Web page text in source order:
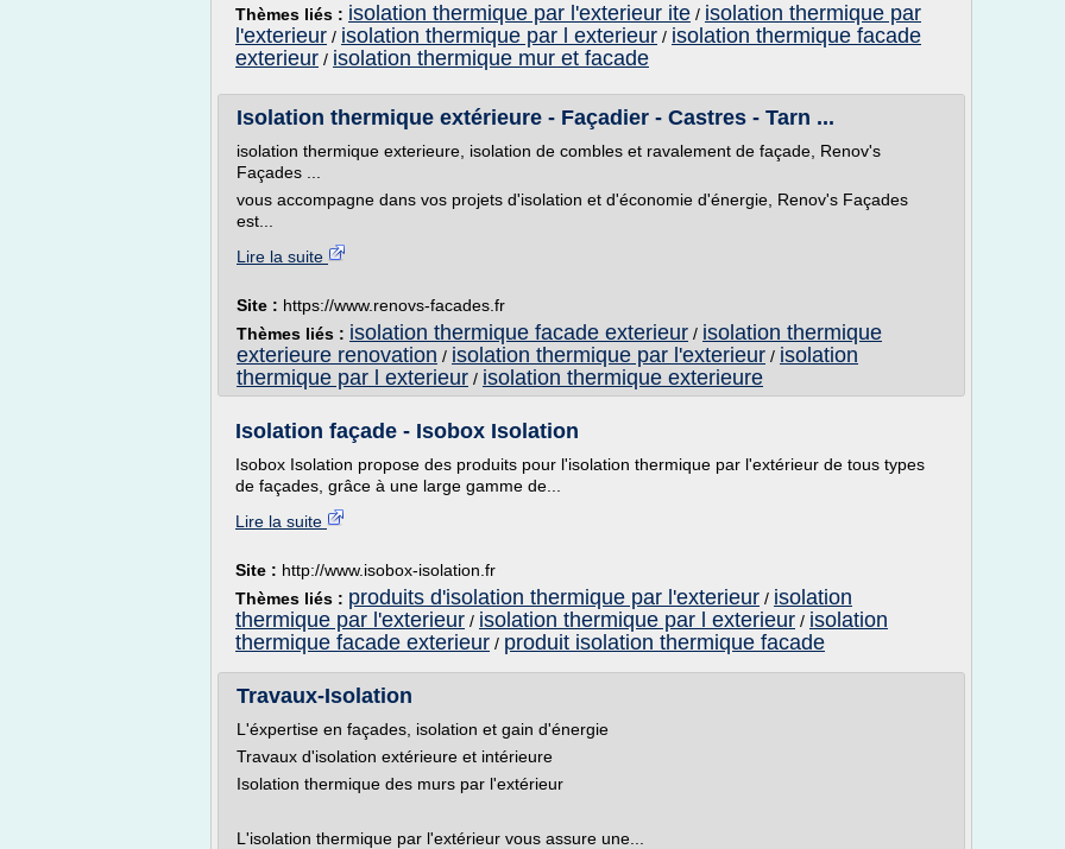
Thèmes liés : isolation thermique par l'exterieur ite / isolation thermique par
l'exterieur / isolation thermique par l exterieur / isolation thermique facade
exterieur / isolation thermique mur et facade
Isolation thermique extérieure - Façadier - Castres - Tarn ...
isolation thermique exterieure, isolation de combles et ravalement de façade, Renov's
Façades ...
vous accompagne dans vos projets d'isolation et d'économie d'énergie, Renov's Façades
est...
Lire la suite
Site : https://www.renovs-facades.fr
Thèmes liés : isolation thermique facade exterieur / isolation thermique
exterieure renovation / isolation thermique par l'exterieur / isolation
thermique par l exterieur / isolation thermique exterieure
Isolation façade - Isobox Isolation
Isobox Isolation propose des produits pour l'isolation thermique par l'extérieur de tous types
de façades, grâce à une large gamme de...
Lire la suite
Site : http://www.isobox-isolation.fr
Thèmes liés : produits d'isolation thermique par l'exterieur / isolation
thermique par l'exterieur / isolation thermique par l exterieur / isolation
thermique facade exterieur / produit isolation thermique facade
Travaux-Isolation
L'éxpertise en façades, isolation et gain d'énergie
Travaux d'isolation extérieure et intérieure
Isolation thermique des murs par l'extérieur
L'isolation thermique par l'extérieur vous assure une...